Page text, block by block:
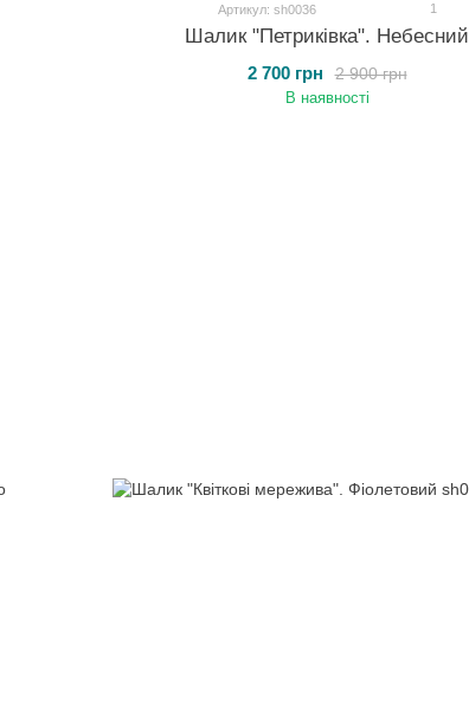
Артикул: sh0036 1
Шалик "Петриківка". Небесний
2 900 грн
2 700 грн
В наявності